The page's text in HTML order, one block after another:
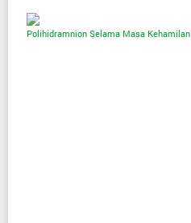
Polihidramnion Selama Masa Kehamilan